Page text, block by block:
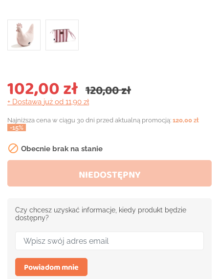
120,00 zł
102,00 zł
+ Dostawa już od 11,90 zł
Najniższa cena w ciągu 30 dni przed aktualną promocją: 120,00 zł
-15%
 Obecnie brak na stanie
NIEDOSTĘPNY
Czy chcesz uzyskać informacje, kiedy produkt będzie
dostępny?
Powiadom mnie